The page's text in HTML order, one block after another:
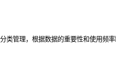
类管理，根据数据的重要性和使用